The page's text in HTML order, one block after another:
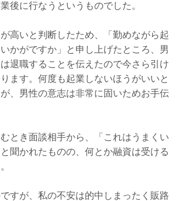
後に行なうというものでした。
高いと判断したため、「勤めながら起
かがですか」と申し上げたところ、男
退職することを伝えたので今さら引け
ます。何度も起業しないほうがいいと
、男性の意志は非常に固いためお手伝
とき面談相手から、「これはうまくい
聞かれたものの、何とか融資は受ける
すが、私の不安は的中しまったく販路